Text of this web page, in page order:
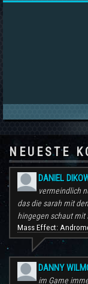
NEUESTE
DANIEL
vermeindlich
das die sarah mit
hingegen schaut mit
Mass Effect:
DANNY
im Game